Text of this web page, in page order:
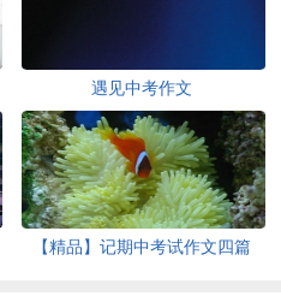
遇见中考作文
【精品】记期中考试作文四篇